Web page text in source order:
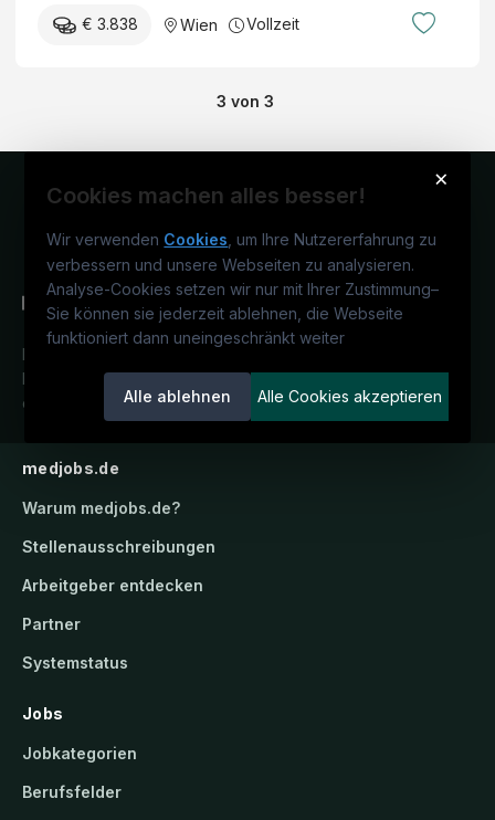
€ 3.838 Wien Vollzeit
3 von 3
×
Cookies machen alles besser!
Wir verwenden Cookies , um Ihre Nutzererfahrung zu
verbessern und unsere Webseiten zu analysieren.
Analyse-Cookies setzen wir nur mit Ihrer Zustimmung–
Sie können sie jederzeit ablehnen, die Webseite
funktioniert dann uneingeschränkt weiter
Alle ablehnen Alle Cookies akzeptieren
Deutschlands medizinisches
Karriereportal.Ein Service der
candidatis GmbH.
medjobs.de
Warum medjobs.de?
Stellenausschreibungen
Arbeitgeber entdecken
Partner
Systemstatus
Jobs
Jobkategorien
Berufsfelder